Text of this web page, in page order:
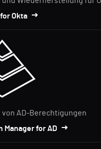
Okta
von AD-Berechtigungen
Manager for AD